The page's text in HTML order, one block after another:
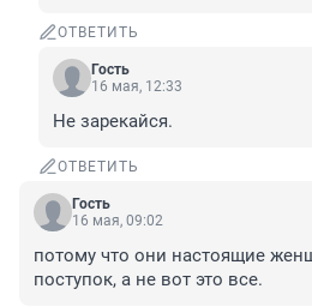
ОТВЕТИТЬ
Гость
16 мая, 12:33
Не зарекайся.
ОТВЕТИТЬ
Гость
16 мая, 09:02
потому что они настоящие
поступок, а не вот это все.